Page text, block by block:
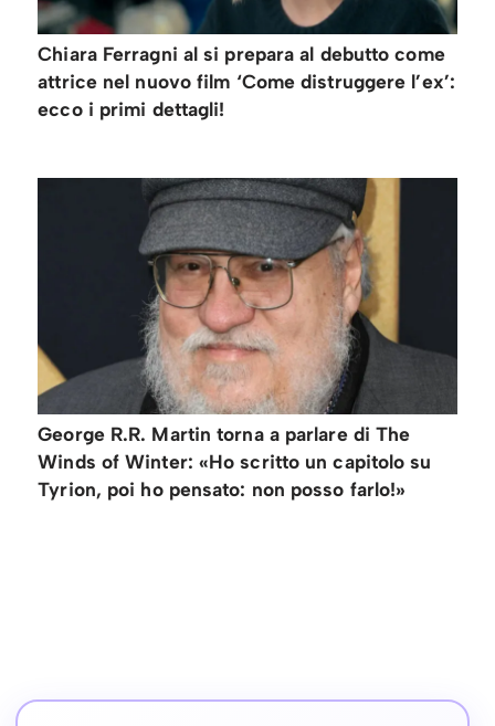
Chiara Ferragni al si prepara al debutto come
attrice nel nuovo film ‘Come distruggere l’ex’:
ecco i primi dettagli!
George R.R. Martin torna a parlare di The
Winds of Winter: «Ho scritto un capitolo su
Tyrion, poi ho pensato: non posso farlo!»